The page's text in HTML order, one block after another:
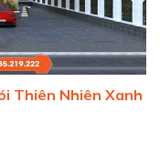
Thiên Nhiên Xanh